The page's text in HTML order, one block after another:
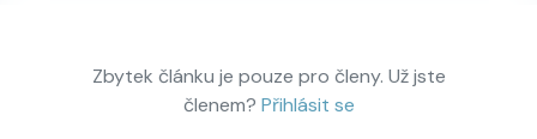
Zbytek článku je pouze pro členy. Už jste
členem? Přihlásit se